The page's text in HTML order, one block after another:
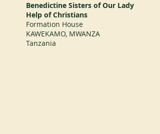
Benedictine Sisters of Our Lady
Help of Christians
Formation House
KAWEKAMO, MWANZA
Tanzania